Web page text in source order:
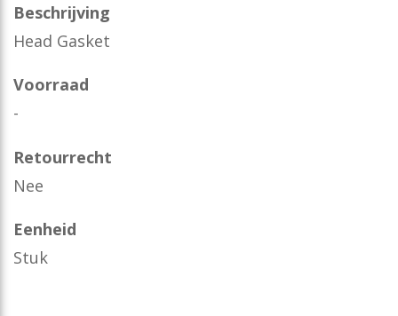
Beschrijving
Head Gasket
Voorraad
-
Retourrecht
Nee
Eenheid
Stuk